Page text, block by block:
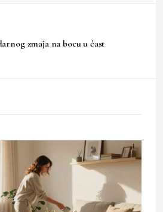
zmaja na bocu u čast